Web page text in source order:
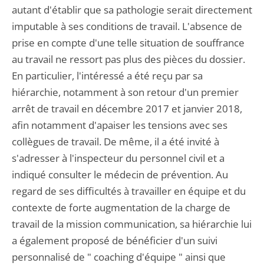
autant d'établir que sa pathologie serait directement
imputable à ses conditions de travail. L'absence de
prise en compte d'une telle situation de souffrance
au travail ne ressort pas plus des pièces du dossier.
En particulier, l'intéressé a été reçu par sa
hiérarchie, notamment à son retour d'un premier
arrêt de travail en décembre 2017 et janvier 2018,
afin notamment d'apaiser les tensions avec ses
collègues de travail. De même, il a été invité à
s'adresser à l'inspecteur du personnel civil et a
indiqué consulter le médecin de prévention. Au
regard de ses difficultés à travailler en équipe et du
contexte de forte augmentation de la charge de
travail de la mission communication, sa hiérarchie lui
a également proposé de bénéficier d'un suivi
personnalisé de " coaching d'équipe " ainsi que